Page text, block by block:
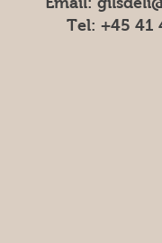
Tel: +45 41